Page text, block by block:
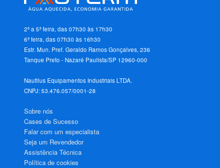
2ª a 5ª feira, das 07h30 às 17h30
6ª feira, das 07h30 às 16h30
Estr. Mun. Pref. Geraldo Ramos Gonçalves, 236
Tanque Preto - Nazaré Paulista/SP 12960-000
Nautilus Equipamentos Industriais LTDA.
CNPJ: 53.476.057/0001-28
Sobre nós
Cases de Sucesso
Falar com um especialista
Seja um Revendedor
Assistência Técnica
Política de cookies